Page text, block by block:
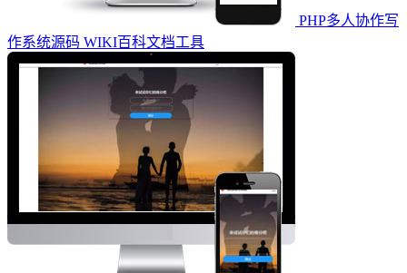
PHP多人协作写
作系统源码 WIKI百科文档工具